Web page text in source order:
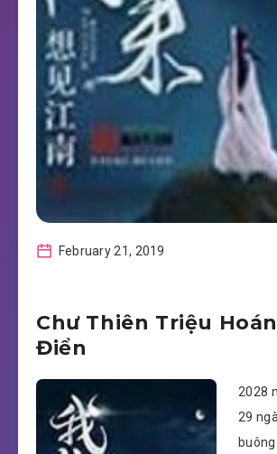
February 21, 2019
Chư Thiên Triệu
Điển
2028
29